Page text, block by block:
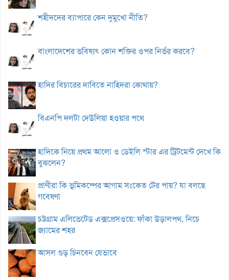
শহীদদের ব্যাপারে কেন দুমুখো নীতি?
বাংলাদেশের ভবিষ্যৎ কোন শক্তির ওপর নির্ভর করবে?
হাদির বিচারের দাবিতে নাহিদরা কোথায়?
বিএনপি দলটা দেউলিয়া হওয়ার পথে
হাদিকে নিয়ে প্রথম আলো ও ডেইলি স্টার এর ট্রিটমেন্ট দেখে কি
বুঝলেন?
প্রাণীরা কি ভূমিকম্পের আগাম সংকেত টের পায়? যা বলছে
গবেষণা
চট্টগ্রাম এলিভেটেড এক্সপ্রেসওয়ে: ফাঁকা উড়ালপথ, নিচে
জ্যামের শহর
আসল গুড় চিনবেন যেভাবে